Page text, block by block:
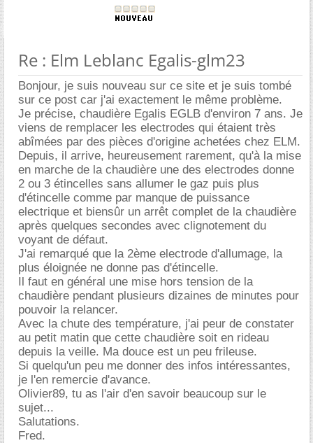
Re : Elm Leblanc Egalis-glm23
Bonjour, je suis nouveau sur ce site et je suis tombé
sur ce post car j'ai exactement le même problème.
Je précise, chaudière Egalis EGLB d'environ 7 ans. Je
viens de remplacer les electrodes qui étaient très
abîmées par des pièces d'origine achetées chez ELM.
Depuis, il arrive, heureusement rarement, qu'à la mise
en marche de la chaudière une des electrodes donne
2 ou 3 étincelles sans allumer le gaz puis plus
d'étincelle comme par manque de puissance
electrique et biensûr un arrêt complet de la chaudière
après quelques secondes avec clignotement du
voyant de défaut.
J'ai remarqué que la 2ème electrode d'allumage, la
plus éloignée ne donne pas d'étincelle.
Il faut en général une mise hors tension de la
chaudière pendant plusieurs dizaines de minutes pour
pouvoir la relancer.
Avec la chute des température, j'ai peur de constater
au petit matin que cette chaudière soit en rideau
depuis la veille. Ma douce est un peu frileuse.
Si quelqu'un peu me donner des infos intéressantes,
je l'en remercie d'avance.
Olivier89, tu as l'air d'en savoir beaucoup sur le
sujet...
Salutations.
Fred.